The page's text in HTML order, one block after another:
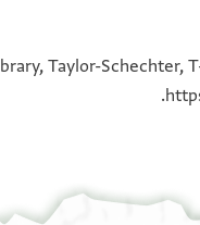
Taylor-Schechter,